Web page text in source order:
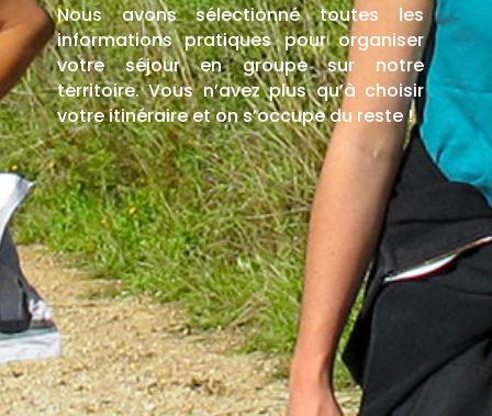
Nous avons sélectionné toutes les
informations pratiques pour organiser
votre séjour en groupe sur notre
territoire. Vous n’avez plus qu’à choisir
votre itinéraire et on s’occupe du reste !